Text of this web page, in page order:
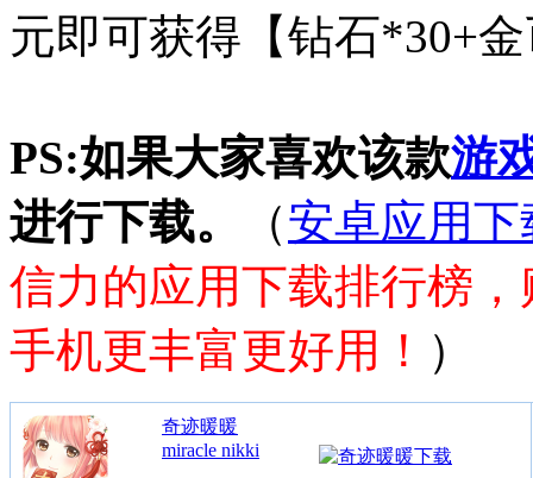
元即可获得【钻石*30+
PS:如果大家喜欢该款游
进行下载。
（安卓应用下
信力的应用下载排行榜
手机更丰富更好用！ ）
奇迹暖暖
miracle nikki